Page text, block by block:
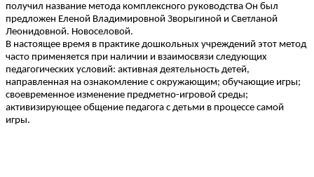
получил название метода комплексного руководства Он был
предложен Еленой Владимировной Зворыгиной и Светланой
Леонидовной. Новоселовой.
В настоящее время в практике дошкольных учреждений этот метод
часто применяется при наличии и взаимосвязи следующих
педагогических условий: активная деятельность детей,
направленная на ознакомление с окружающим; обучающие игры;
своевременное изменение предметно-игровой среды;
активизирующее общение педагога с детьми в процессе самой
игры.